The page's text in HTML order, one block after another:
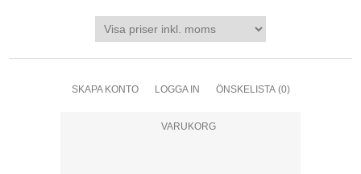
SKAPA KONTO LOGGA IN ÖNSKELISTA (0)
VARUKORG